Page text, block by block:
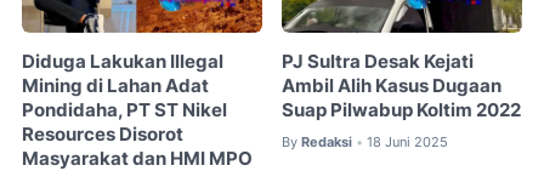
Diduga Lakukan Illegal
Mining di Lahan Adat
Pondidaha, PT ST Nikel
Resources Disorot
Masyarakat dan HMI MPO
PJ Sultra Desak Kejati
Ambil Alih Kasus Dugaan
Suap Pilwabup Koltim 2022
By Redaksi • 18 Juni 2025